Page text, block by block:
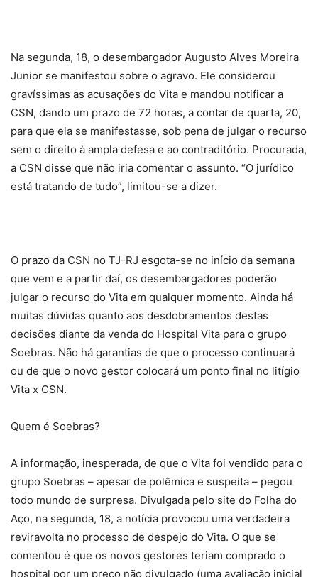
Na segunda, 18, o desembargador Augusto Alves Moreira
Junior se manifestou sobre o agravo. Ele considerou
gravíssimas as acusações do Vita e mandou notificar a
CSN, dando um prazo de 72 horas, a contar de quarta, 20,
para que ela se manifestasse, sob pena de julgar o recurso
sem o direito à ampla defesa e ao contraditório. Procurada,
a CSN disse que não iria comentar o assunto. “O jurídico
está tratando de tudo”, limitou-se a dizer.
O prazo da CSN no TJ-RJ esgota-se no início da semana
que vem e a partir daí, os desembargadores poderão
julgar o recurso do Vita em qualquer momento. Ainda há
muitas dúvidas quanto aos desdobramentos destas
decisões diante da venda do Hospital Vita para o grupo
Soebras. Não há garantias de que o processo continuará
ou de que o novo gestor colocará um ponto final no litígio
Vita x CSN.
Quem é Soebras?
A informação, inesperada, de que o Vita foi vendido para o
grupo Soebras – apesar de polêmica e suspeita – pegou
todo mundo de surpresa. Divulgada pelo site do Folha do
Aço, na segunda, 18, a notícia provocou uma verdadeira
reviravolta no processo de despejo do Vita. O que se
comentou é que os novos gestores teriam comprado o
hospital por um preço não divulgado (uma avaliação inicial